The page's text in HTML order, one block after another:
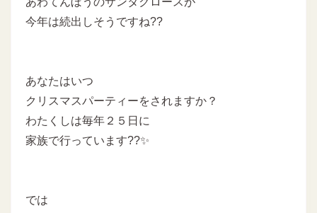
今年は続出しそうですね??
あなたはいつ
クリスマスパーティーをされますか？
わたくしは毎年２５日に
家族で行っています??✨
では